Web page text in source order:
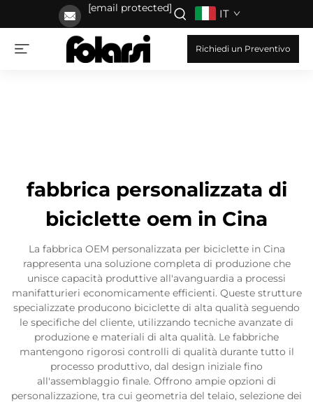
[email protected] IT
Richiedi un Preventivo
fabbrica personalizzata di
biciclette oem in Cina
La fabbrica OEM personalizzata per biciclette in Cina
rappresenta una soluzione completa di produzione che
unisce capacità produttive all'avanguardia a processi
manifatturieri economicamente efficienti. Queste strutture
specializzate producono biciclette di alta qualità seguendo
le specifiche del cliente, utilizzando tecniche avanzate di
produzione e materiali di alta qualità. Le fabbriche
mantengono rigorosi controlli di qualità durante tutto il
processo produttivo, dal design iniziale fino
all'assemblaggio finale. Offrono ampie opzioni di
personalizzazione, tra cui geometria del telaio, selezione dei